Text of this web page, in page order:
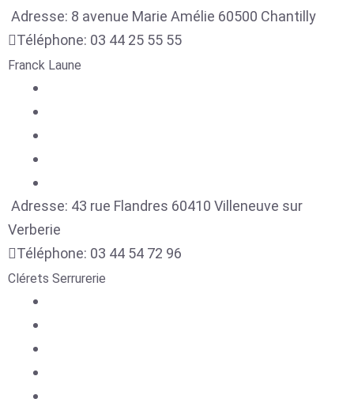
Adresse: 8 avenue Marie Amélie 60500 Chantilly
Téléphone: 03 44 25 55 55
Franck Laune
Adresse: 43 rue Flandres 60410 Villeneuve sur
Verberie
Téléphone: 03 44 54 72 96
Clérets Serrurerie